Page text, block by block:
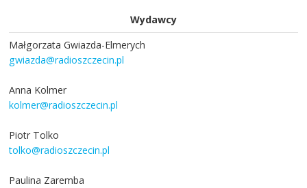
Wydawcy
Małgorzata Gwiazda-Elmerych
gwiazda@radioszczecin.pl
Anna Kolmer
kolmer@radioszczecin.pl
Piotr Tolko
tolko@radioszczecin.pl
Paulina Zaremba